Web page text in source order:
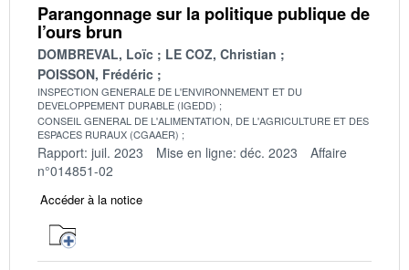
Parangonnage sur la politique publique de
l’ours brun
DOMBREVAL, Loïc
LE COZ, Christian
POISSON, Frédéric
INSPECTION GENERALE DE L'ENVIRONNEMENT ET DU
DEVELOPPEMENT DURABLE (IGEDD)
CONSEIL GENERAL DE L'ALIMENTATION, DE L'AGRICULTURE ET DES
ESPACES RURAUX (CGAAER)
Rapport: juil. 2023 Mise en ligne: déc. 2023
Affaire
n°014851-02
Accéder à la notice